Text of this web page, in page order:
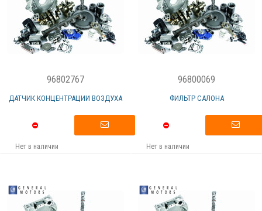
96802767
ДАТЧИК КОНЦЕНТРАЦИИ ВОЗДУХА
Нет в наличии
96800069
ФИЛЬТР САЛОНА
Нет в наличии